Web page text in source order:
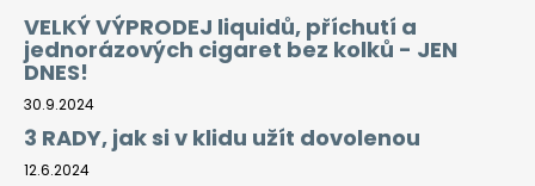
VELKÝ VÝPRODEJ liquidů, příchutí a
jednorázových cigaret bez kolků - JEN
DNES!
30.9.2024
3 RADY, jak si v klidu užít dovolenou
12.6.2024